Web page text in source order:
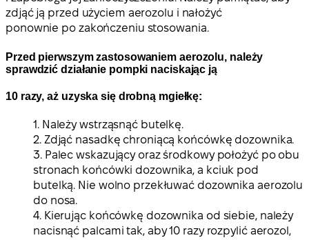
zdjąć ją przed użyciem aerozolu i nałożyć
ponownie po zakończeniu stosowania.
Przed pierwszym zastosowaniem aerozolu, należy
sprawdzić działanie pompki naciskając ją
10 razy, aż uzyska się drobną mgiełkę:
1. Należy wstrząsnąć butelkę.
2. Zdjąć nasadkę chroniącą końcówkę dozownika.
3. Palec wskazujący oraz środkowy położyć po obu
stronach końcówki dozownika, a kciuk pod
butelką. Nie wolno przekłuwać dozownika aerozolu
do nosa.
4. Kierując końcówkę dozownika od siebie, należy
nacisnąć palcami tak, aby 10 razy rozpylić aerozol,